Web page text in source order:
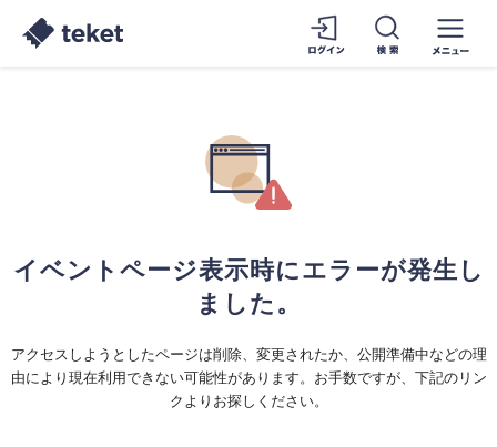
イベントページ表示時にエラーが発生し
ました。
アクセスしようとしたページは削除、変更されたか、公開準備中などの理
由により現在利用できない可能性があります。お手数ですが、下記のリン
クよりお探しください。